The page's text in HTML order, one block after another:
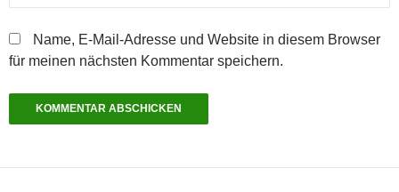
Name, E-Mail-Adresse und Website in diesem Browser
für meinen nächsten Kommentar speichern.